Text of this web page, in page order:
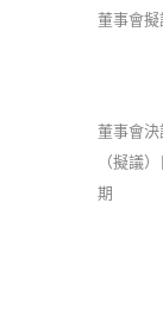
董事會擬
董事會決
（擬議）
期